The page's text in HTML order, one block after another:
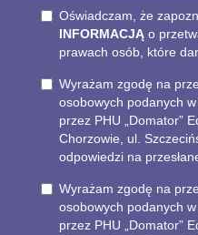
Oświadczam, że
INFORMACJĄ o
prawach osób, które
Wyrażam zgodę na
osobowych podanych
przez PHU „Domator”
Chorzowie, ul.
odpowiedzi na
Wyrażam zgodę na
osobowych podanych
przez PHU „Domator”